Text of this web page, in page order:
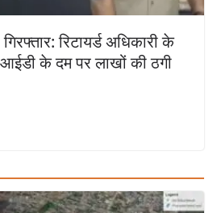
रिटायर्ड अधिकारी के
के दम पर लाखों की ठगी